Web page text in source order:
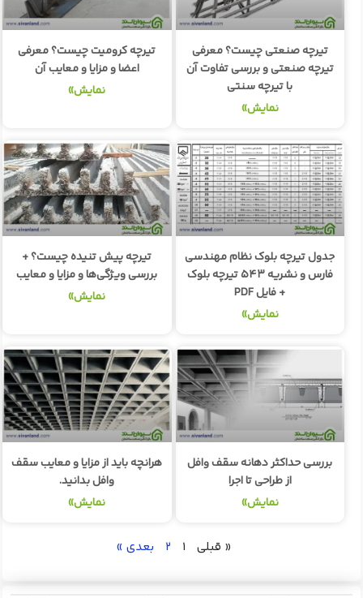
تیرچه صنعتی چیست؟ معرفی
تیرچه صنعتی و بررسی تفاوت آن
با تیرچه سنتی
نمایش»
تیرچه کرومیت چیست؟ معرفی
اعضا و مزایا و معایب آن
نمایش»
جدول تیرچه بلوک نظام مهندسی
فارس و نشریه ۵۴۳ تیرچه بلوک
+ فایل PDF
نمایش»
تیرچه پیش تنیده چیست؟ +
بررسی ویژگی‌ها و مزایا و معایب
نمایش»
بررسی حداکثر دهانه سقف وافل
از طراحی تا اجرا
نمایش»
هرانچه باید از مزایا و معایب سقف
وافل بدانید.
نمایش»
« قبلی ۱ ۲ بعدی »